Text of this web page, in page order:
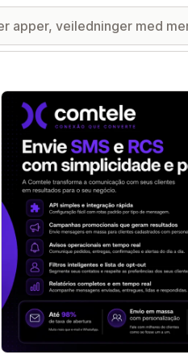
Galleri med fremhevede bilder